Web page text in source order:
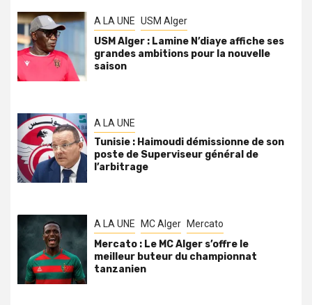
A LA UNE USM Alger
USM Alger : Lamine N’diaye affiche ses
grandes ambitions pour la nouvelle
saison
A LA UNE
Tunisie : Haimoudi démissionne de son
poste de Superviseur général de
l’arbitrage
A LA UNE MC Alger Mercato
Mercato : Le MC Alger s’offre le
meilleur buteur du championnat
tanzanien